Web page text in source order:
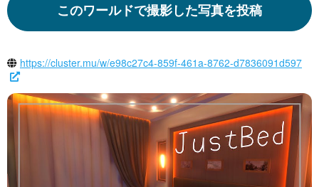
このワールドで撮影した写真を投稿
https://cluster.mu/w/e98c27c4-859f-461a-8762-d7836091d597